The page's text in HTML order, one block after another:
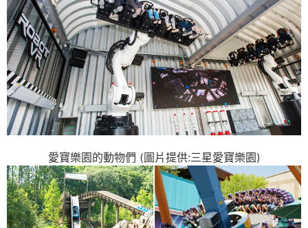
愛寶樂園的動物們 (圖片提供:三星愛寶樂園)